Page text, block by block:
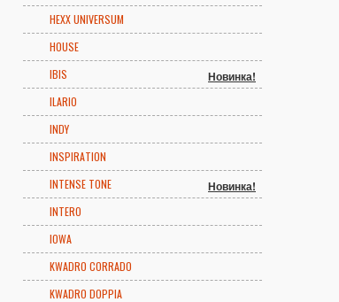
HEXX UNIVERSUM
HOUSE
IBIS
Новинка!
ILARIO
INDY
INSPIRATION
INTENSE TONE
Новинка!
INTERO
IOWA
KWADRO CORRADO
KWADRO DOPPIA